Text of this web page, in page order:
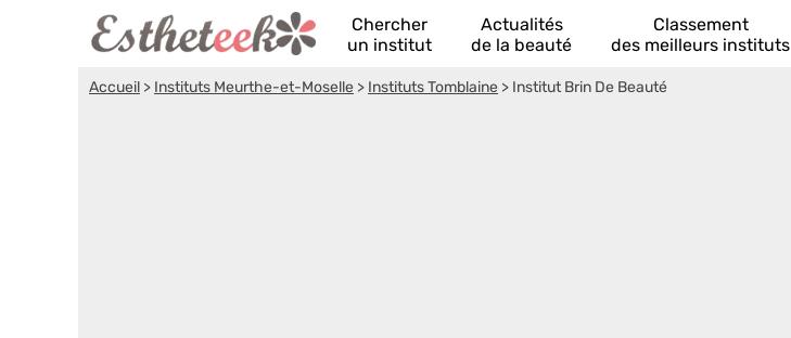
Chercher
un institut
Actualités
de la beauté
Classement
des meilleurs instituts
Accueil > Instituts Meurthe-et-Moselle > Instituts Tomblaine > Institut Brin De Beauté